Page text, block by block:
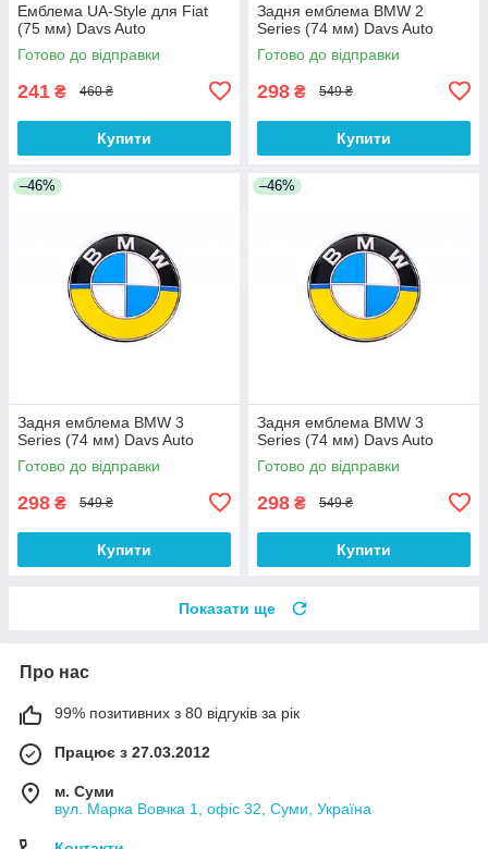
Емблема UA-Style для Fiat
(75 мм) Davs Auto
Готово до відправки
241 ₴ 460 ₴
Купити
Задня емблема BMW 2
Series (74 мм) Davs Auto
Готово до відправки
298 ₴ 549 ₴
Купити
–46%
Задня емблема BMW 3
Series (74 мм) Davs Auto
Готово до відправки
298 ₴ 549 ₴
Купити
–46%
Задня емблема BMW 3
Series (74 мм) Davs Auto
Готово до відправки
298 ₴ 549 ₴
Купити
Показати ще
Про нас
99% позитивних з 80 відгуків за рік
Працює з 27.03.2012
м. Суми
вул. Марка Вовчка 1, офіс 32, Суми, Україна